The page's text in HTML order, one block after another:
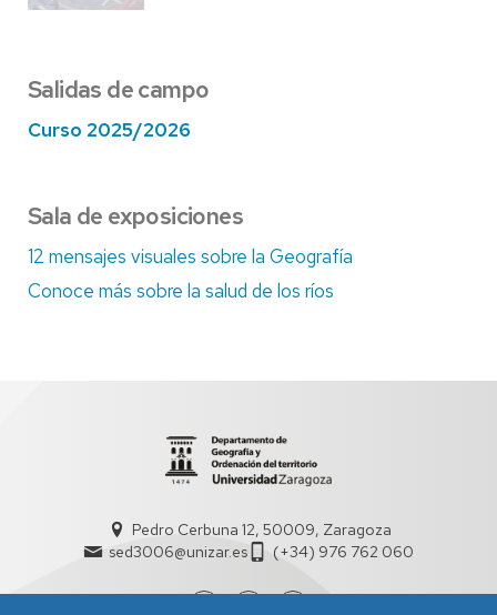
Salidas de campo
Curso 2025/2026
Sala de exposiciones
12 mensajes visuales sobre la Geografía
Conoce más sobre la salud de los ríos
Pedro Cerbuna 12, 50009, Zaragoza
sed3006@unizar.es
(+34) 976 762 060